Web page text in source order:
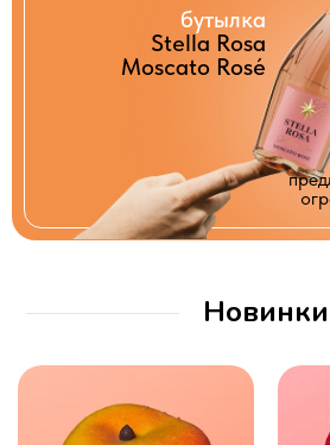
бутылка
Stella Rosa
Moscato Rosé
Новинки